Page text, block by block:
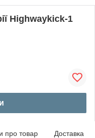
Highwaykick-1
про товар Доставка